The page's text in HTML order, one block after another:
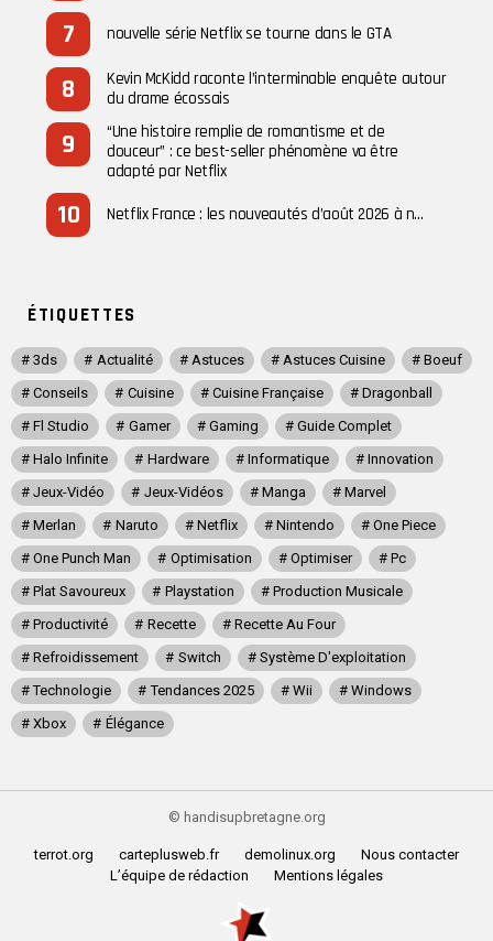
nouvelle série Netflix se tourne dans le GTA
Kevin McKidd raconte l’interminable enquête autour
du drame écossais
“Une histoire remplie de romantisme et de
douceur” : ce best-seller phénomène va être
adapté par Netflix
Netflix France : les nouveautés d’août 2026 à n…
ÉTIQUETTES
3ds Actualité Astuces Astuces Cuisine
Boeuf
Conseils
Cuisine Cuisine Française
Dragonball
Fl Studio
Gamer Gaming
Guide Complet
Halo Infinite
Hardware Informatique
Innovation
Jeux-Vidéo
Jeux-Vidéos Manga
Marvel
Merlan
Naruto Netflix Nintendo
One Piece
One Punch Man
Optimisation Optimiser
Pc
Plat Savoureux
Playstation
Production Musicale
Productivité
Recette
Recette Au Four
Refroidissement
Switch
Système D'exploitation
Technologie
Tendances 2025 Wii
Windows
Xbox
Élégance
© handisupbretagne.org
terrot.org carteplusweb.fr demolinux.org
Nous contacter
L’équipe de rédaction
Mentions légales